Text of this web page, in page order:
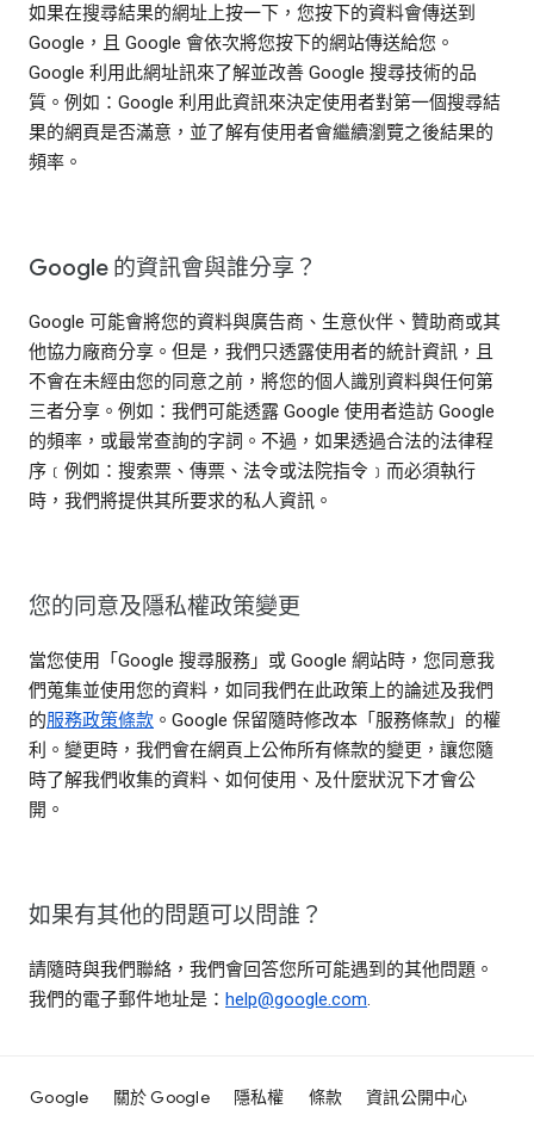
如果在搜尋結果的網址上按一下，您按下的資料會傳送到
Google，且 Google 會依次將您按下的網站傳送給您。
Google 利用此網址訊來了解並改善 Google 搜尋技術的品
質。例如：Google 利用此資訊來決定使用者對第一個搜尋結
果的網頁是否滿意，並了解有使用者會繼續瀏覽之後結果的
頻率。
Google 的資訊會與誰分享？
Google 可能會將您的資料與廣告商、生意伙伴、贊助商或其
他協力廠商分享。但是，我們只透露使用者的統計資訊，且
不會在未經由您的同意之前，將您的個人識別資料與任何第
三者分享。例如：我們可能透露 Google 使用者造訪 Google
的頻率，或最常查詢的字詞。不過，如果透過合法的法律程
序﹝例如：搜索票、傳票、法令或法院指令﹞而必須執行
時，我們將提供其所要求的私人資訊。
您的同意及隱私權政策變更
當您使用「Google 搜尋服務」或 Google 網站時，您同意我
們蒐集並使用您的資料，如同我們在此政策上的論述及我們
的服務政策條款 。Google 保留隨時修改本「服務條款」的權
利。變更時，我們會在網頁上公佈所有條款的變更，讓您隨
時了解我們收集的資料、如何使用、及什麼狀況下才會公
開。
如果有其他的問題可以問誰？
請隨時與我們聯絡，我們會回答您所可能遇到的其他問題。
我們的電子郵件地址是： help@google.com.
Google 關於 Google 隱私權 條款 資訊公開中心